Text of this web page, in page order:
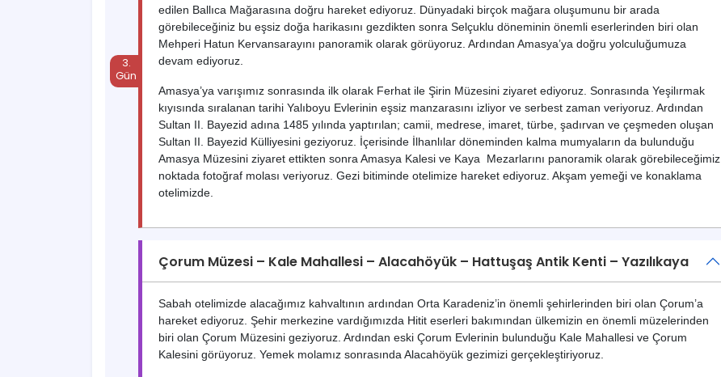
edilen Ballıca Mağarasına doğru hareket ediyoruz. Dünyadaki birçok mağara oluşumunu bir arada
görebileceğiniz bu eşsiz doğa harikasını gezdikten sonra Selçuklu döneminin önemli eserlerinden biri olan
Mehperi Hatun Kervansarayını panoramik olarak görüyoruz. Ardından Amasya’ya doğru yolculuğumuza
devam ediyoruz.
Amasya’ya varışımız sonrasında ilk olarak Ferhat ile Şirin Müzesini ziyaret ediyoruz. Sonrasında Yeşilırmak
kıyısında sıralanan tarihi Yalıboyu Evlerinin eşsiz manzarasını izliyor ve serbest zaman veriyoruz. Ardından
Sultan II. Bayezid adına 1485 yılında yaptırılan; camii, medrese, imaret, türbe, şadırvan ve çeşmeden oluşan
Sultan II. Bayezid Külliyesini geziyoruz. İçerisinde İlhanlılar döneminden kalma mumyaların da bulunduğu
Amasya Müzesini ziyaret ettikten sonra Amasya Kalesi ve Kaya Mezarlarını panoramik olarak görebileceğimiz
noktada fotoğraf molası veriyoruz. Gezi bitiminde otelimize hareket ediyoruz. Akşam yemeği ve konaklama
otelimizde.
Çorum Müzesi – Kale Mahallesi – Alacahöyük – Hattuşaş Antik Kenti – Yazılıkaya
Sabah otelimizde alacağımız kahvaltının ardından Orta Karadeniz’in önemli şehirlerinden biri olan Çorum’a
hareket ediyoruz. Şehir merkezine vardığımızda Hitit eserleri bakımından ülkemizin en önemli müzelerinden
biri olan Çorum Müzesini geziyoruz. Ardından eski Çorum Evlerinin bulunduğu Kale Mahallesi ve Çorum
Kalesini görüyoruz. Yemek molamız sonrasında Alacahöyük gezimizi gerçekleştiriyoruz.